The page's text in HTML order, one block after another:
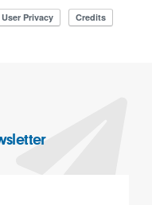
User Privacy Credits